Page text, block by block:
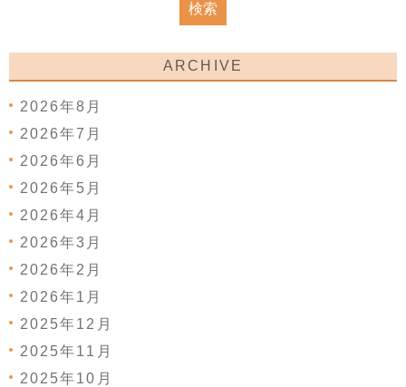
ARCHIVE
2026年8月
2026年7月
2026年6月
2026年5月
2026年4月
2026年3月
2026年2月
2026年1月
2025年12月
2025年11月
2025年10月